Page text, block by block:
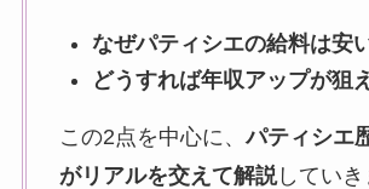
なぜパティシエの給料は安
どうすれば年収アップが狙
この2点を中心に、パティシエ
がリアルを交えて解説していき